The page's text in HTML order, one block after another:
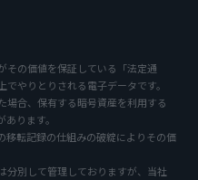
その価値を保証している「法定通
やりとりされる電子データです。
場合、保有する暗号資産を利用する
ります。
移転記録の仕組みの破綻によりその価
分別して管理しておりますが、当社